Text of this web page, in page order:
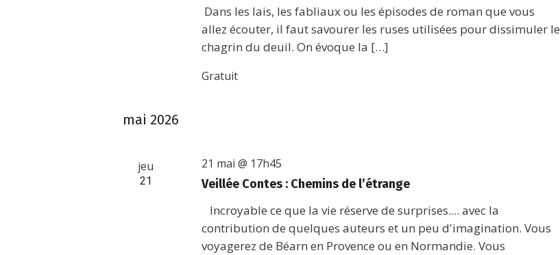
Dans les lais, les fabliaux ou les épisodes de roman que vous
allez écouter, il faut savourer les ruses utilisées pour dissimuler le
chagrin du deuil. On évoque la […]
Gratuit
mai 2026
jeu
21 Veillée Contes : Chemins de l’étrange
21 mai @ 17h45
Incroyable ce que la vie réserve de surprises.... avec la
contribution de quelques auteurs et un peu d'imagination. Vous
voyagerez de Béarn en Provence ou en Normandie. Vous